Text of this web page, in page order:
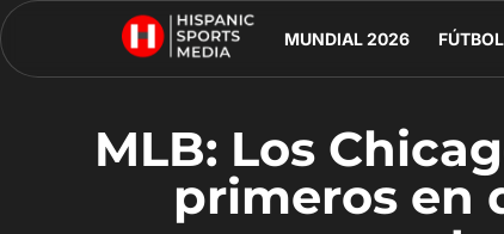
MUNDIAL 2026 FÚTBOL
MLB: Los
primeros en